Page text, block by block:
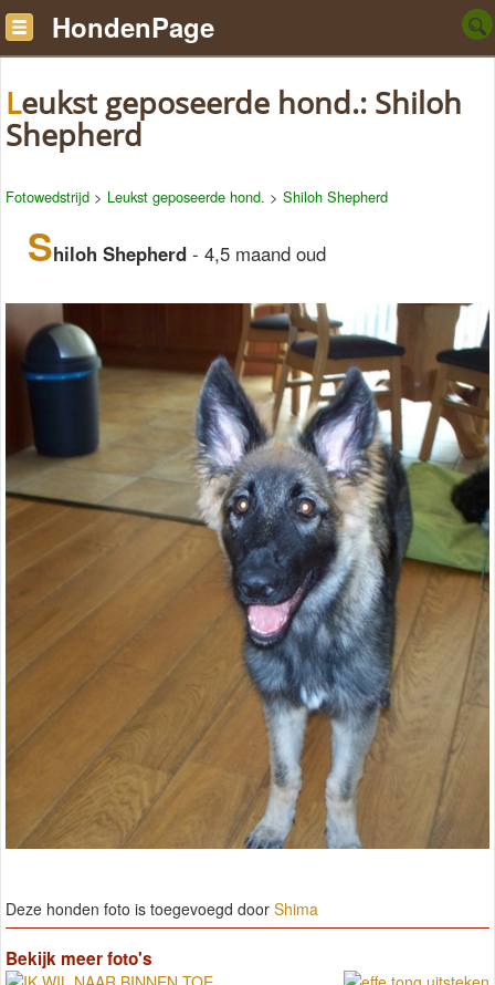
HondenPage
Leukst geposeerde hond.: Shiloh
Shepherd
Fotowedstrijd > Leukst geposeerde hond. > Shiloh Shepherd
Shiloh Shepherd - 4,5 maand oud
Deze honden foto is toegevoegd door Shima
Bekijk meer foto's